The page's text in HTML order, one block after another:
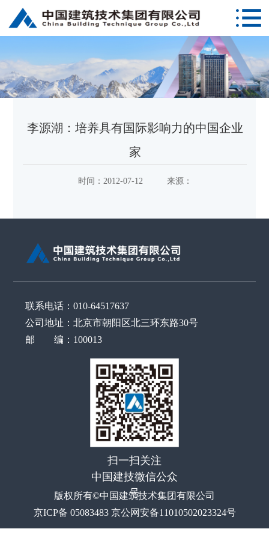
李源潮：培养具有国际影响力的中国企业
家
时间： 2012-07-12 来源：
联系电话：010-64517637
公司地址：北京市朝阳区北三环东路30号
邮 编：100013
扫一扫关注
中国建技微信公众
号
版权所有©中国建筑技术集团有限公司
京ICP备 05083483 京公网安备11010502023324号